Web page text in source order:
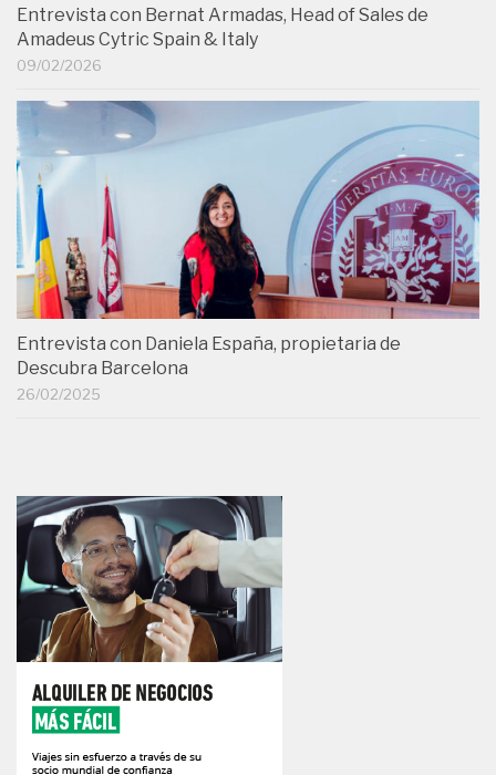
Entrevista con Bernat Armadas, Head of Sales de
Amadeus Cytric Spain & Italy
09/02/2026
Entrevista con Daniela España, propietaria de
Descubra Barcelona
26/02/2025